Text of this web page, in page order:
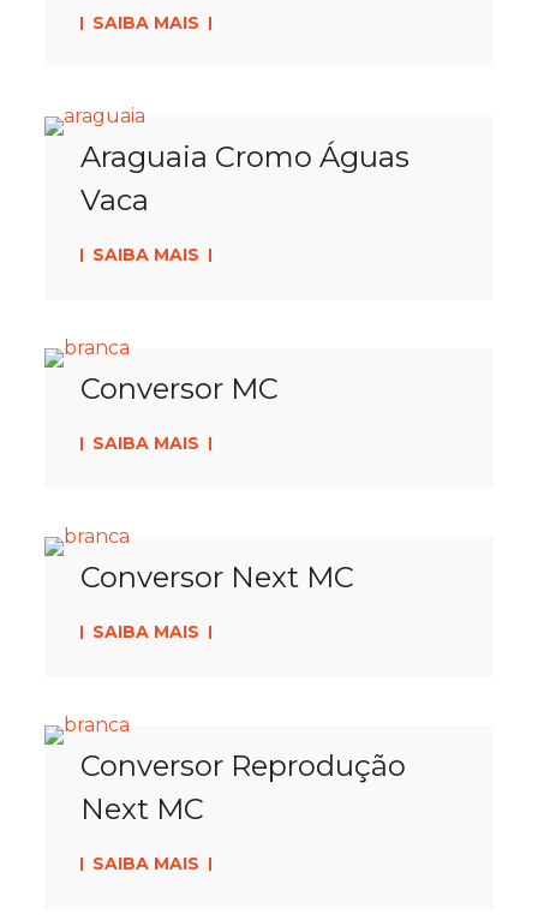
SAIBA MAIS
Araguaia Cromo Águas
Vaca
SAIBA MAIS
Conversor MC
SAIBA MAIS
Conversor Next MC
SAIBA MAIS
Conversor Reprodução
Next MC
SAIBA MAIS